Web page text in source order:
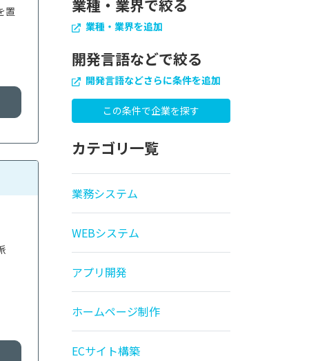
置 業種・業界で絞る
業種・業界を追加
開発言語などで絞る
開発言語などさらに条件を追加
カテゴリ一覧
業務システム
WEBシステム
アプリ開発
ホームページ制作
ECサイト構築